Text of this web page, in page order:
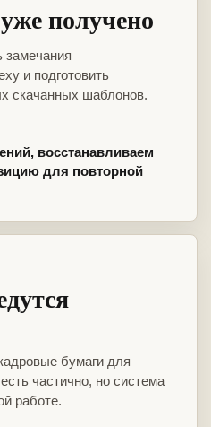
получено
замечания
и подготовить
скачанных шаблонов.
восстанавливаем
для повторной
бумаги для
частично, но система
работе.